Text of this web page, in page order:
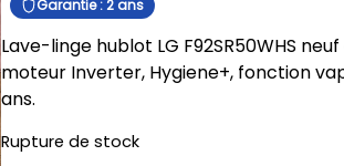
Garantie : 2 ans
Lave-linge hublot LG F92SR50WHS
moteur Inverter, Hygiene+, fonction
ans.
Rupture de stock